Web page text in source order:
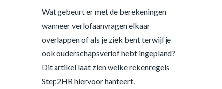
Wat gebeurt er met de berekeningen
wanneer verlofaanvragen elkaar
overlappen of als je ziek bent terwijl je
ook ouderschapsverlof hebt ingepland?
Dit artikel laat zien welke rekenregels
Step2HR hiervoor hanteert.